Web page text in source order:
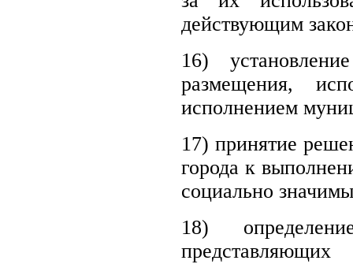
действующим
16)
размещения,
исполнением
17) принятие
города к
социально
18)